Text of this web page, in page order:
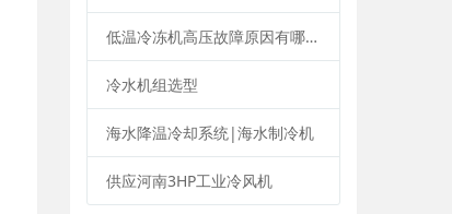
低温冷冻机高压故障原因有哪些？
冷水机组选型
海水降温冷却系统|海水制冷机
供应河南3HP工业冷风机